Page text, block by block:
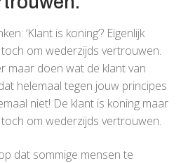
‘Klant is koning’? Eigenlijk
om wederzijds vertrouwen.
maar doen wat de klant van
helemaal tegen jouw principes
niet! De klant is koning maar
om wederzijds vertrouwen.
dat sommige mensen te